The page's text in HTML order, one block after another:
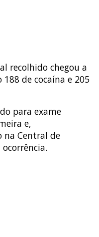
recolhido chegou a
188 de cocaína e 205
para exame
e,
na Central de